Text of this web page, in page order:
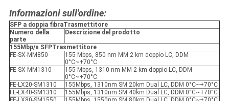
Informazioni sull'ordine:
SFP a doppia fibraTrasmettitore
Numero della
parte
Descrizione del prodotto
155Mbp/s SFPTrasmettitore
FE-SX-MM850
155 Mbps, 850 nm MM 2 km doppio LC, DDM
0°C~+70°C
FE-SX-MM1310
155 Mbps, 1310 nm MM 2 km doppio LC, DDM
0°C~+70°C
FE-LX20-SM1310
155Mbps, 1310nm SM 20km Dual LC, DDM 0°C~+70°C
FE-LX40-SM1310
155Mbps, 1310nm SM 40km Dual LC, DDM 0°C~+70°C